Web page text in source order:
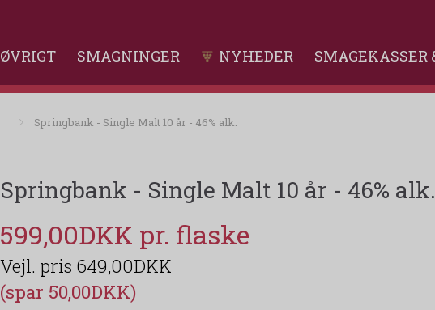
ØVRIGT SMAGNINGER NYHEDER SMAGEKASSER
Springbank - Single Malt 10 år - 46% alk.
Springbank - Single Malt 10 år - 46% alk.
599,00DKK
649,00DKK
(spar 50,00DKK)